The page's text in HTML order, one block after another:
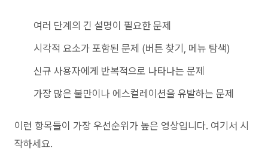
여러 단계의 긴 설명이 필요한 문제
시각적 요소가 포함된 문제 (버튼 찾기, 메뉴 탐색)
신규 사용자에게 반복적으로 나타나는 문제
가장 많은 불만이나 에스컬레이션을 유발하는 문제
이런 항목들이 가장 우선순위가 높은 영상입니다. 여기서 시
작하세요.